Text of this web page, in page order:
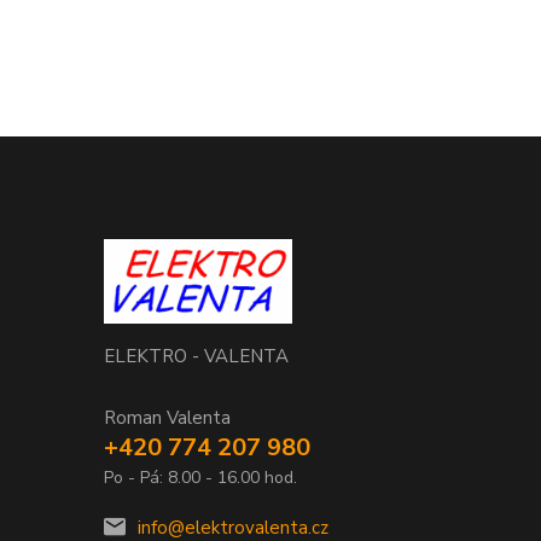
ELEKTRO - VALENTA
Roman Valenta
+420 774 207 980
Po - Pá: 8.00 - 16.00 hod.
info@elektrovalenta.cz